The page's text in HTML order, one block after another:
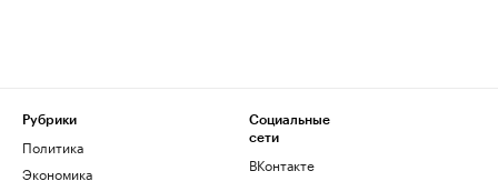
Рубрики
Политика
Экономика
Социальные
сети
ВКонтакте